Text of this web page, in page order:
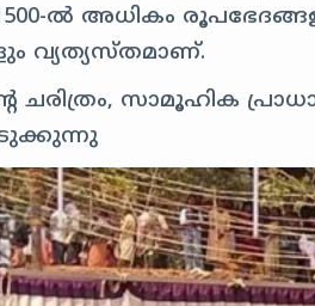
ൽ അധികം
വ്യത്യസ്തമാണ്.
ചരിത്രം, സാമൂഹിക